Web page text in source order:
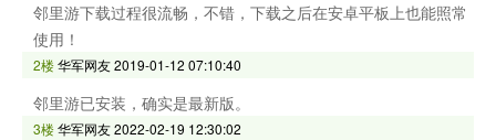
邻里游下载过程很流畅，不错，下载之后在安卓平板上也能照常
使用！
2楼华军网友2019-01-12 07:10:40
邻里游已安装，确实是最新版。
3楼华军网友2022-02-19 12:30:02